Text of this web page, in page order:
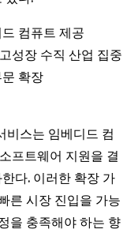
컴퓨트 제공
성장 수직 산업 집중
확장
스는 임베디드 컴
프트웨어 지원을 결
다. 이러한 확장 가
른 시장 진입을 가능
을 충족해야 하는 향